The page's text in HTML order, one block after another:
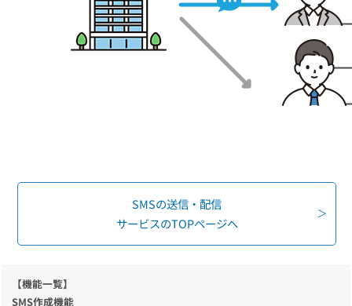
SNSプロモーション支援事業
SMSの送信・配信
サービスのTOPページへ
【機能一覧】
SMS作成機能